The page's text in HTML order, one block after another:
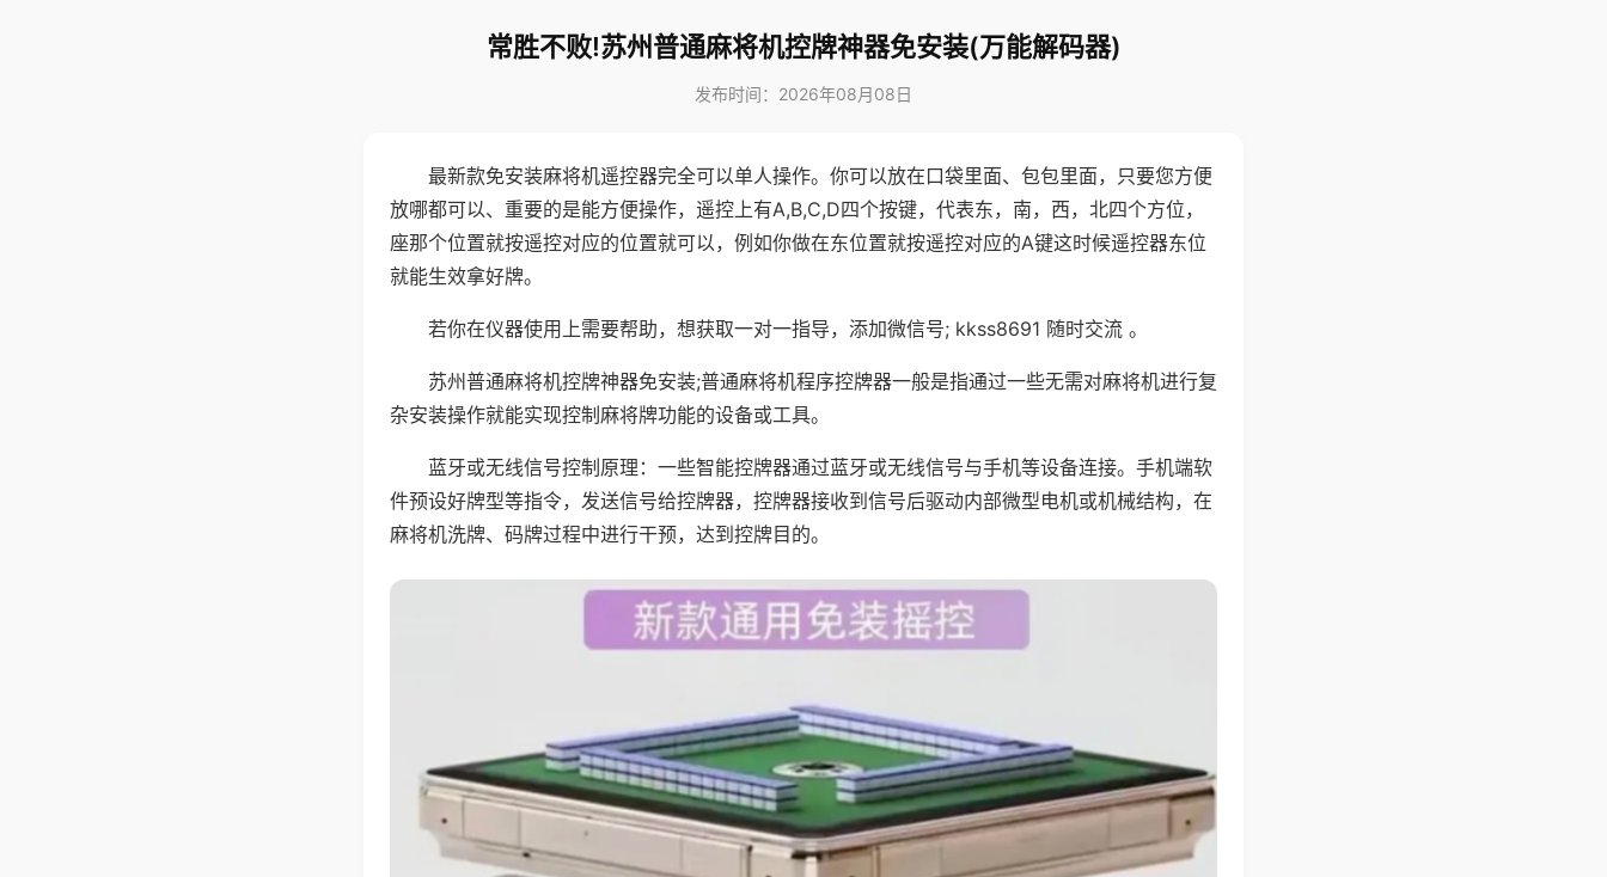
常胜不败!苏州普通麻将机控牌神器免安装(万能解码器)
发布时间：2026年08月08日
最新款免安装麻将机遥控器完全可以单人操作。你可以放在口袋里面、包包里面，只要您方便
放哪都可以、重要的是能方便操作，遥控上有A,B,C,D四个按键，代表东，南，西，北四个方位，
座那个位置就按遥控对应的位置就可以，例如你做在东位置就按遥控对应的A键这时候遥控器东位
就能生效拿好牌。
若你在仪器使用上需要帮助，想获取一对一指导，添加微信号; kkss8691 随时交流 。
苏州普通麻将机控牌神器免安装;普通麻将机程序控牌器一般是指通过一些无需对麻将机进行复
杂安装操作就能实现控制麻将牌功能的设备或工具。
蓝牙或无线信号控制原理：一些智能控牌器通过蓝牙或无线信号与手机等设备连接。手机端软
件预设好牌型等指令，发送信号给控牌器，控牌器接收到信号后驱动内部微型电机或机械结构，在
麻将机洗牌、码牌过程中进行干预，达到控牌目的。